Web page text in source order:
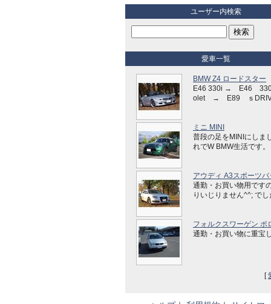
ユーザー内検索
愛車一覧
BMW Z4 ロードスター
E46 330i → E46
olet → E89 ｓ
ミニ MINI
普段の足をMINIにしま
れでW BMW生活です。
アウディ A3スポーツバ
通勤・お買い物用です
りいじりません^^; でし
フォルクスワーゲン ポ
通勤・お買い物に重宝
[